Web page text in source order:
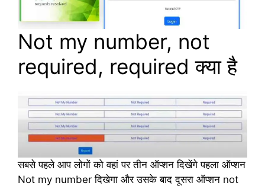
Not my number, not
required, required क्या है
सबसे पहले आप लोगों को वहां पर तीन ऑप्शन दिखेंगे पहला ऑप्शन
Not my number दिखेगा और उसके बाद दूसरा ऑप्शन not